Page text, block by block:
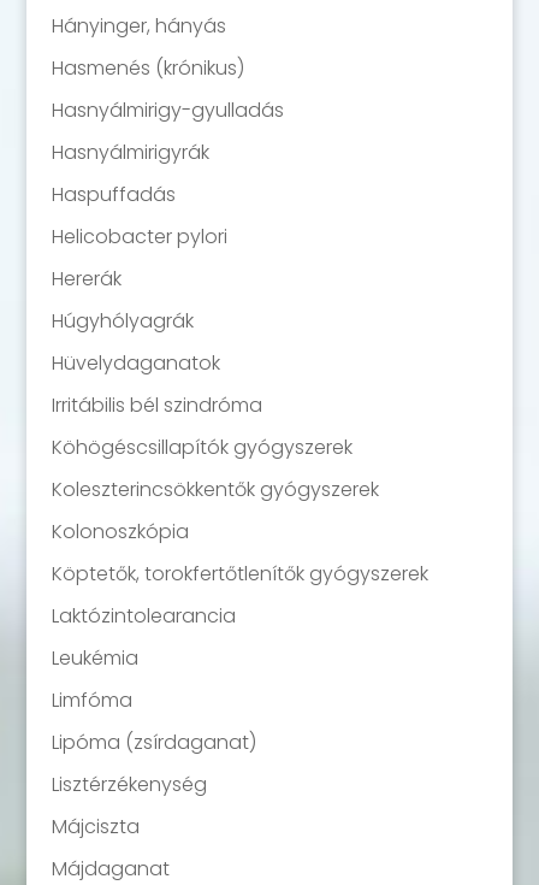
Hányinger, hányás
Hasmenés (krónikus)
Hasnyálmirigy-gyulladás
Hasnyálmirigyrák
Haspuffadás
Helicobacter pylori
Hererák
Húgyhólyagrák
Hüvelydaganatok
Irritábilis bél szindróma
Köhögéscsillapítók gyógyszerek
Koleszterincsökkentők gyógyszerek
Kolonoszkópia
Köptetők, torokfertőtlenítők gyógyszerek
Laktózintolearancia
Leukémia
Limfóma
Lipóma (zsírdaganat)
Lisztérzékenység
Májciszta
Májdaganat